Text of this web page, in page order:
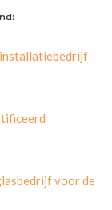
installatiebedrijf
voor de